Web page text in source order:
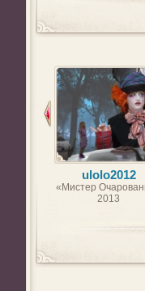
ulolo2012
«Мистер
2013